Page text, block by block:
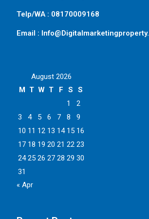
Telp/WA : 08170009168
Email :
August 2026
M T W T F S
S
1
2
3
4 5 6 7 8
9
10 11 12 13 14 15 16
17 18 19 20 21 22 23
24 25 26 27 28 29 30
31
« Apr